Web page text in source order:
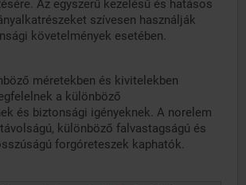
Az egyszerű kezelésű és hatásos
szívesen használják
követelmények esetében.
méretekben és kivitelekben
a különböző
és biztonsági igényeknek. A norelem
különböző falvastagságú és
forgóreteszek kaphatók.